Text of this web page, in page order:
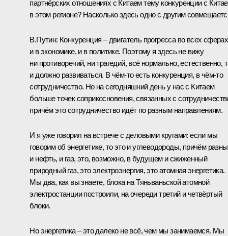
партнёрских отношениях с Китаем тему конкуренции с
в этом регионе? Насколько здесь одно с другим
В.Путин: Конкуренция – двигатель прогресса во всех
и в экономике, и в политике. Поэтому я здесь не вижу
ни противоречий, ни трагедий, всё нормально, естественно,
и должно развиваться. В чём‑то есть конкуренция, в чём‑то
сотрудничество. Но на сегодняшний день у нас с Китаем
больше точек соприкосновения, связанных с
причём это сотрудничество идёт по разным направлениям.
И я уже говорил на встрече с деловыми кругами: если мы
говорим об энергетике, то это и углеводороды, причём
и нефть, и газ, это, возможно, в будущем и сжиженный
природный газ, это электроэнергия, это атомная энергетика.
Мы два, как вы знаете, блока на Тяньваньской атомной
электростанции построили, на очереди третий и четвёртый
блоки.
Но энергетика – это далеко не всё, чем мы занимаемся. Мы